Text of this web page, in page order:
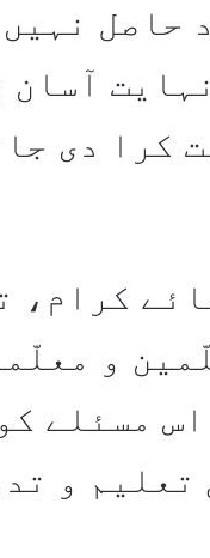
حاصل
کرا دی
کرام،
و
مسئلے
تعلیم و